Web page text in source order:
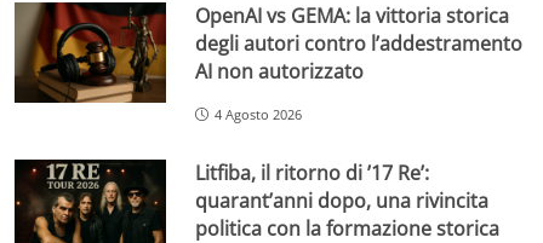
OpenAI vs GEMA: la vittoria storica
degli autori contro l’addestramento
AI non autorizzato
4 Agosto 2026
Litfiba, il ritorno di ’17 Re’:
quarant’anni dopo, una rivincita
politica con la formazione storica